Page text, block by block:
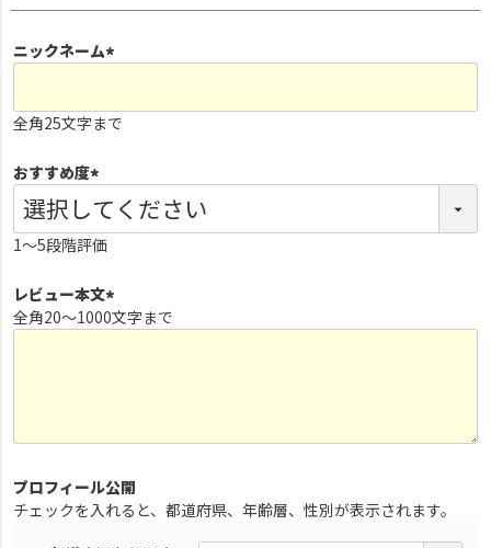
ニックネーム
須
全角25文字まで
おすすめ度
(
必
須
1～5段階評価
レビュー本文
(
全角20～1000文字まで
プロフィール公開
チェックを入れると、都道府県、年齢層、性別が表示されます。